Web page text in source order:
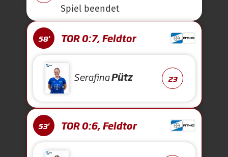
Spiel beendet
58' TOR 0:7, Feldtor
SerafinaPütz 23
53' TOR 0:6, Feldtor